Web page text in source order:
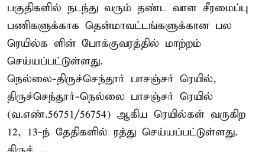
பகுதிகளில் நடந்து வரும் தண்ட வாள சீரமைப்பு
பணிகளுக்காக தென்மாவட்டங்களுக்கான பல
ரெயில்க ளின் போக்குவரத்தில் மாற்றம்
செய்யப்பட்டுள்ளது.
நெல்லை-திருச்செந்தூர் பாசஞ்சர் ரெயில்,
திருச்செந்தூர்-நெல்லை பாசஞ்சர் ரெயில்
(வ.எண்.56751/56754) ஆகிய ரெயில்கள் வருகிற
12, 13-ந் தேதிகளில் ரத்து செய்யப்பட்டுள்ளது.